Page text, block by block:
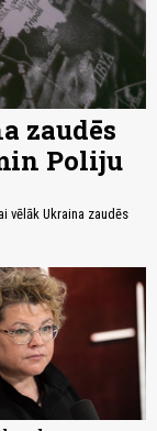
zaudēs
Poliju
vēlāk Ukraina zaudēs